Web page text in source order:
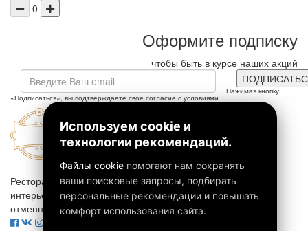
0
Оформите подписку
чтобы быть в курсе наших акций
Нажимая кнопку
«Подписаться», вы подтверждаете свое согласие с условиями
конфиденциальности
Ресторан Chef House - это правильный выбор. Приятный
интерьер, праздничная атмосфера, великолепная кухня и
отменный сервис - всё к Вашим услугам!
Используем cookie и
технологии рекомендаций.
Файлы cookie помогают нам сохранять
ваши поисковые запросы, подбирать
персональные рекомендации и повышать
комфорт использования сайта.